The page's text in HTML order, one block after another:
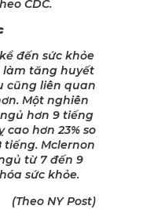
CDC.
đến sức khỏe
làm tăng huyết
cũng liên quan
Một nghiên
hơn 9 tiếng
hơn 23% so
Mclernon
từ 7 đến 9
sức khỏe.
(Theo NY Post)